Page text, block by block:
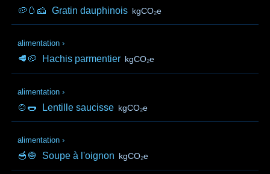
🥔🥚🧀 Gratin dauphinois kgCO₂e
alimentation ›
🥩🥔 Hachis parmentier kgCO₂e
alimentation ›
🍲🌭 Lentille saucisse kgCO₂e
alimentation ›
🥣🧅 Soupe à l'oignon kgCO₂e